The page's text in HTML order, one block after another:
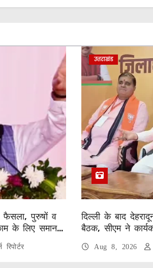
फैसला, पुरुषों व
के लिए समान
रिपोर्टर
उत्तराखंड
दिल्ली के बाद
बैठक, सीएम ने
Aug 8, 2026